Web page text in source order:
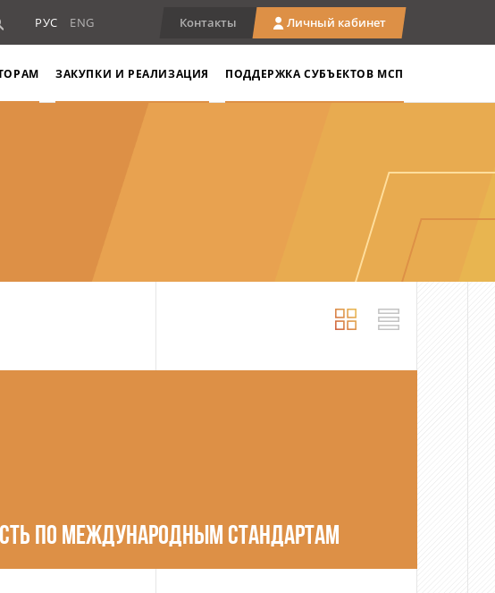
РУС ENG Контакты Личный кабинет
ЗАКУПКИ И РЕАЛИЗАЦИЯ ПОДДЕРЖКА СУБЪЕКТОВ МСП
ПО МЕЖДУНАРОДНЫМ СТАНДАРТАМ